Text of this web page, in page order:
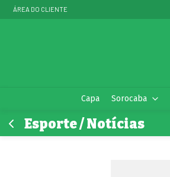
ÁREA DO CLIENTE
Capa Sorocaba
Esporte / Notícias